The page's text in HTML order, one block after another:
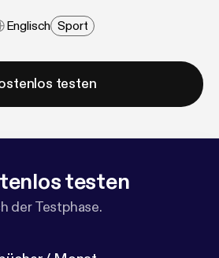
Englisch Sport
testen
testen
der Testphase.